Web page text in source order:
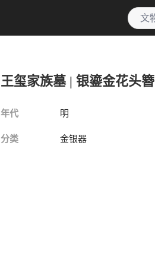
王玺家族墓 | 银鎏金花头簪
年代 明
分类 金银器